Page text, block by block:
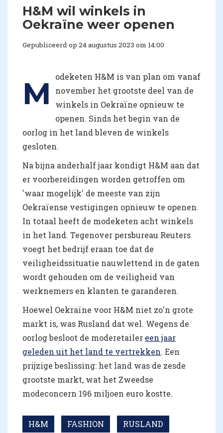
H&M wil winkels in
Oekraïne weer openen
Gepubliceerd op 24 augustus 2023 om 14:00
M
odeketen H&M is van plan om vanaf
november het grootste deel van de
winkels in Oekraïne opnieuw te
openen. Sinds het begin van de
oorlog in het land bleven de winkels
gesloten.
Na bijna anderhalf jaar kondigt H&M aan dat
er voorbereidingen worden getroffen om
'waar mogelijk' de meeste van zijn
Oekraïense vestigingen opnieuw te openen.
In totaal heeft de modeketen acht winkels
in het land. Tegenover persbureau Reuters
voegt het bedrijf eraan toe dat de
veiligheidssituatie nauwlettend in de gaten
wordt gehouden om de veiligheid van
werknemers en klanten te garanderen.
Hoewel Oekraïne voor H&M niet zo'n grote
markt is, was Rusland dat wel. Wegens de
oorlog besloot de moderetailer een jaar
geleden uit het land te vertrekken. Een
prijzige beslissing: het land was de zesde
grootste markt, wat het Zweedse
modeconcern 196 miljoen euro kostte.
H&M FASHION RUSLAND